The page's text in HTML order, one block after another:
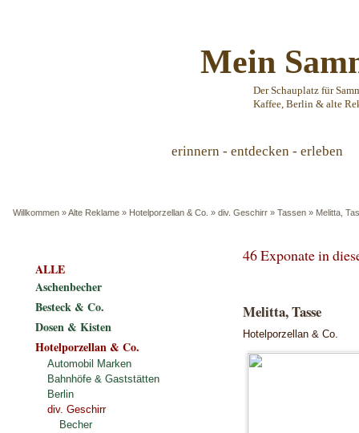
Mein
Der Schauplatz für
Kaffee, Berlin & alte
erinnern - entdecken - erleben
Willkommen »Alte Reklame » Hotelporzellan & Co. » div. Geschirr » Tassen » Melitta,
46 Exponate in
Melitta, Tasse
Hotelporzellan & Co.
ALLE
Aschenbecher
Besteck & Co.
Dosen & Kisten
Hotelporzellan & Co.
Automobil Marken
Bahnhöfe & Gaststätten
Berlin
div. Geschirr
Becher